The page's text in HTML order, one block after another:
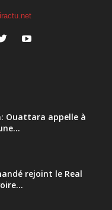
Ouattara appelle à
rejoint le Real